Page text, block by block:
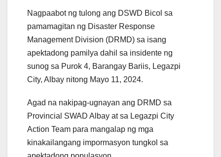
Nagpaabot ng tulong ang DSWD Bicol sa
pamamagitan ng Disaster Response
Management Division (DRMD) sa isang
apektadong pamilya dahil sa insidente ng
sunog sa Purok 4, Barangay Bariis, Legazpi
City, Albay nitong Mayo 11, 2024.
Agad na nakipag-ugnayan ang DRMD sa
Provincial SWAD Albay at sa Legazpi City
Action Team para mangalap ng mga
kinakailangang impormasyon tungkol sa